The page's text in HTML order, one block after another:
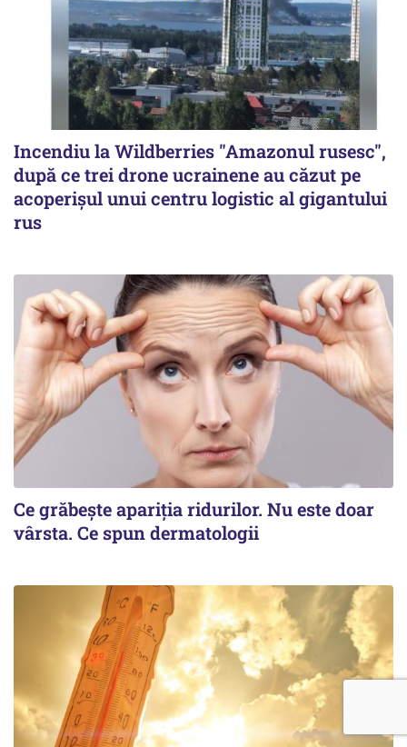
Incendiu la Wildberries "Amazonul rusesc",
după ce trei drone ucrainene au căzut pe
acoperişul unui centru logistic al gigantului
rus
Ce grăbește apariția ridurilor. Nu este doar
vârsta. Ce spun dermatologii